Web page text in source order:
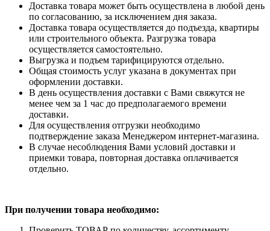
Доставка товара может быть осуществлена в любой день
по согласованию, за исключением дня заказа.
Доставка товара осуществляется до подъезда, квартиры
или строительного объекта. Разгрузка товара
осуществляется самостоятельно.
Выгрузка и подъем тарифицируются отдельно.
Общая стоимость услуг указана в документах при
оформлении доставки.
В день осуществления доставки с Вами свяжутся не
менее чем за 1 час до предполагаемого времени
доставки.
Для осуществления отгрузки необходимо
подтверждение заказа Менеджером интернет-магазина.
В случае несоблюдения Вами условий доставки и
приемки товара, повторная доставка оплачивается
отдельно.
При получении товара необходимо: